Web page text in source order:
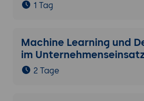
1 Tag
Machine Learning und
im
2 Tage